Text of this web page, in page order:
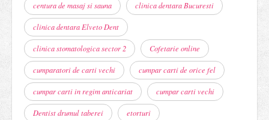
centura de masaj si sauna clinica dentara Bucuresti
clinica dentara Elveto Dent
clinica stomatologica sector 2 Cofetarie online
cumparatori de carti vechi cumpar carti de orice fel
cumpar carti in regim anticariat cumpar carti vechi
Dentist drumul taberei etorturi